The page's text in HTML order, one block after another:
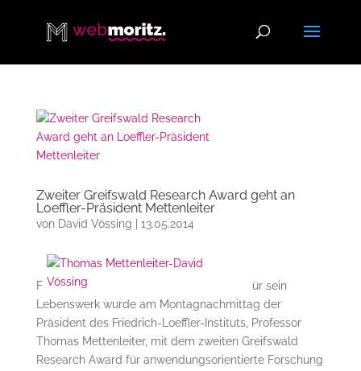
Zweiter Greifswald Research Award geht an
Loeffler-Präsident Mettenleiter
von David Vössing 13.05.2014
F
ür sein
Lebenswerk wurde am Montagnachmittag der
Präsident des Friedrich-Loeffler-Instituts, Professor
Thomas Mettenleiter, mit dem zweiten Greifswald
Research Award für anwendungsorientierte Forschung